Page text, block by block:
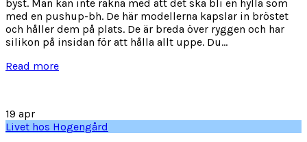
byst. Man kan inte räkna med att det ska bli en hylla som
med en pushup-bh. De här modellerna kapslar in bröstet
och håller dem på plats. De är breda över ryggen och har
silikon på insidan för att hålla allt uppe. Du...
Read more
19 apr
Livet hos Hogengård